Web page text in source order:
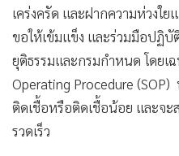
• Motoring
• เกม
• วิทยาศาสตร์
• SMEs
• หุ้น
• อินโดจีน
เคร่งครัด และฝากความห่วงใ
ขอให้เข้มแข็ง และร่วมมือปฏิบั
ยุติธรรมและกรมกำหนด โดยเ
Operating Procedure
ติดเชื้อหรือติดเชื้อน้อย และจ
รวดเร็ว